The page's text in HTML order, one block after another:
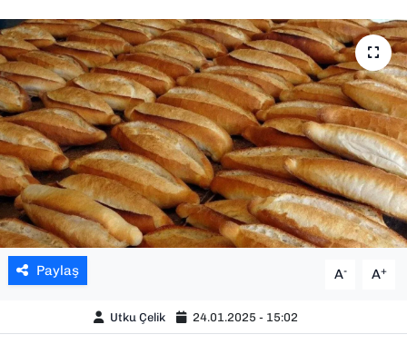
Paylaş A- A+
Utku Çelik 24.01.2025 - 15:02
SPOR
TEKNOLOJİ
YAŞAM
YEREL YÖNETİMLER